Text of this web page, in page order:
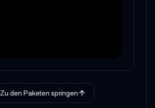
Zu den Paketen springen